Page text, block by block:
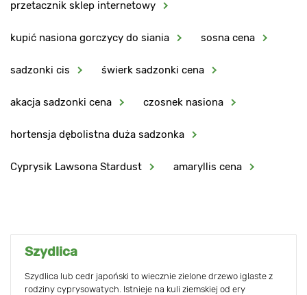
przetacznik sklep internetowy
kupić nasiona gorczycy do siania sosna cena
sadzonki cis świerk sadzonki cena
akacja sadzonki cena czosnek nasiona
hortensja dębolistna duża sadzonka
Cyprysik Lawsona Stardust amaryllis cena
Szydlica
Szydlica lub cedr japoński to wiecznie zielone drzewo iglaste z
rodziny cyprysowatych. Istnieje na kuli ziemskiej od ery